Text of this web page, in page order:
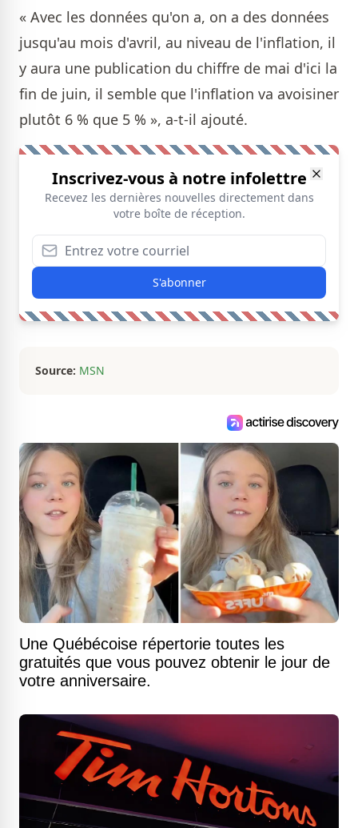
« Avec les données qu'on a, on a des données
jusqu'au mois d'avril, au niveau de l'inflation, il
y aura une publication du chiffre de mai d'ici la
fin de juin, il semble que l'inflation va avoisiner
plutôt 6 % que 5 % », a-t-il ajouté.
Inscrivez-vous à notre infolettre
Recevez les dernières nouvelles directement dans
votre boîte de réception.
S'abonner
Source: MSN
Une Québécoise répertorie toutes les
gratuités que vous pouvez obtenir le jour de
votre anniversaire.